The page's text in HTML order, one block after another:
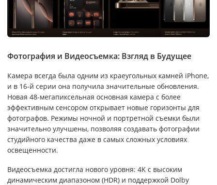
Фотография и Видеосъемка: Взгляд в Будущее
Камера всегда была одним из краеугольных камней iPhone,
и в 16-й серии она получила значительные обновления.
Новая 48-мегапиксельная основная камера с более
эффективным сенсором открывает новые горизонты для
фотографов. Режимы ночной и портретной съемки были
значительно улучшены, позволяя создавать фотографии
студийного качества даже в самых сложных условиях
освещенности.
Видеосъемка достигла нового уровня: 4K с высоким
динамическим диапазоном (HDR) и поддержкой Dolby